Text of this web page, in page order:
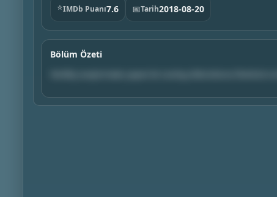
⭐IMDb Puanı7.6 📅Tarih2018-08-20
Bölüm Özeti